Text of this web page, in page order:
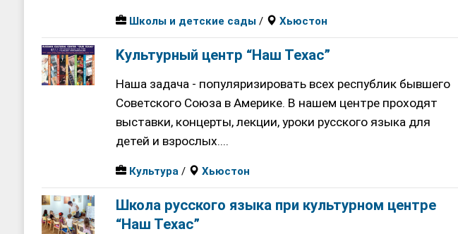
Школы и детские сады/ Хьюстон
Kультурный центр “Наш Техас”
Наша задача - популяризировать всех республик бывшего
Советского Союза в Америке. В нашем центре проходят
выставки, концерты, лекции, уроки русского языка для
детей и взрослых....
Культура/ Хьюстон
Школа русского языка при культурном центре
“Наш Техас”